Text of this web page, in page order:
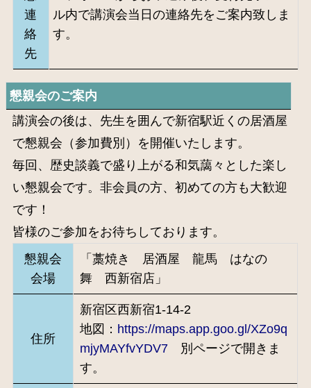
連
絡
先
ル内で講演会当日の連絡先をご案内致しま
す。
懇親会のご案内
講演会の後は、先生を囲んで新宿駅近くの居酒屋
で懇親会（参加費別）を開催いたします。
毎回、歴史談義で盛り上がる和気藹々とした楽し
い懇親会です。非会員の方、初めての方も大歓迎
です！
皆様のご参加をお待ちしております。
懇親会
会場
「藁焼き 居酒屋 龍馬 はなの
舞 西新宿店」
住所
新宿区西新宿1-14-2
地図： https://maps.app.goo.gl/XZo9q
mjyMAYfvYDV7別ページで開きま
す。